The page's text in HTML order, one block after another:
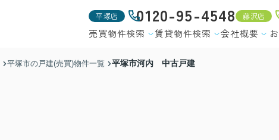
平塚店 0120-95-4548 藤沢店
売買物件検索 賃貸物件検索 会社概要
平塚市の戸建(売買)物件一覧 平塚市河内 中古戸建